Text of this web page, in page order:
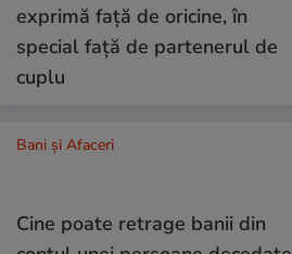
exprimă față de oricine, în
special față de partenerul de
cuplu
Bani și Afaceri
Cine poate retrage banii din